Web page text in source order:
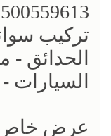
تركيب
الحدائق
السيارات
عرض خاص